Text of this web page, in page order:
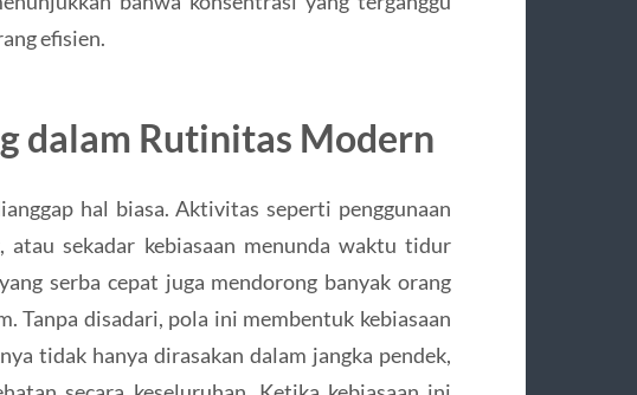
efisien.
dalam Rutinitas Modern
hal biasa. Aktivitas seperti penggunaan
atau sekadar kebiasaan menunda waktu tidur
serba cepat juga mendorong banyak orang
Tanpa disadari, pola ini membentuk kebiasaan
tidak hanya dirasakan dalam jangka pendek,